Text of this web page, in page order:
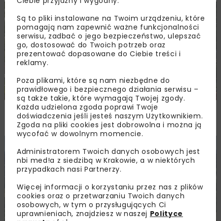
KOLEJ INWESTYCJE WIADOMOŚCI
Modernizacja stacji kolejowej w Limanowej
dobiega końca
KOLEJ WIADOMOŚCI INWESTYCJE
Są to pliki instalowane na Twoim urządzeniu, które
pomagają nam zapewnić ważne funkcjonalności
serwisu, zadbać o jego bezpieczeństwo, ulepszać
go, dostosować do Twoich potrzeb oraz
prezentować dopasowane do Ciebie treści i
reklamy.
Poza plikami, które są nam niezbędne do
prawidłowego i bezpiecznego działania serwisu –
są także takie, które wymagają Twojej zgody.
Każda udzielona zgoda poprawi Twoje
doświadczenia jeśli jesteś naszym Użytkownikiem.
Zgoda na pliki cookies jest dobrowolna i można ją
wycofać w dowolnym momencie.
Administratorem Twoich danych osobowych jest
nbi med!a z siedzibą w Krakowie, a w niektórych
przypadkach nasi Partnerzy.
Więcej informacji o korzystaniu przez nas z plików
cookies oraz o przetwarzaniu Twoich danych
osobowych, w tym o przysługujących Ci
uprawnieniach, znajdziesz w naszej Polityce